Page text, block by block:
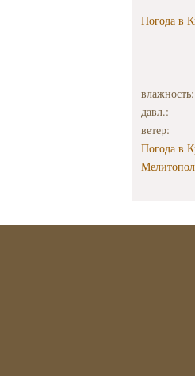
Погода в
влажность:
давл.:
ветер:
Погода в